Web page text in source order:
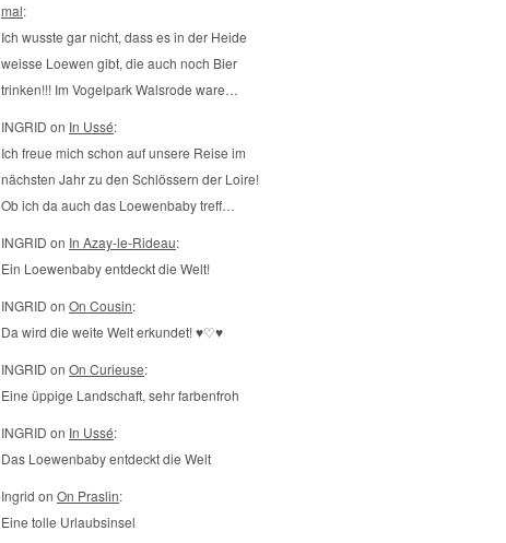
mal:
Ich wusste gar nicht, dass es in der Heide
weisse Loewen gibt, die auch noch Bier
trinken!!! Im Vogelpark Walsrode ware…
INGRID on In Ussé:
Ich freue mich schon auf unsere Reise im
nächsten Jahr zu den Schlössern der Loire!
Ob ich da auch das Loewenbaby treff…
INGRID on In Azay-le-Rideau:
Ein Loewenbaby entdeckt die Welt!
INGRID on On Cousin:
Da wird die weite Welt erkundet! ♥♡♥
INGRID on On Curieuse:
Eine üppige Landschaft, sehr farbenfroh
INGRID on In Ussé:
Das Loewenbaby entdeckt die Welt
Ingrid on On Praslin:
Eine tolle Urlaubsinsel